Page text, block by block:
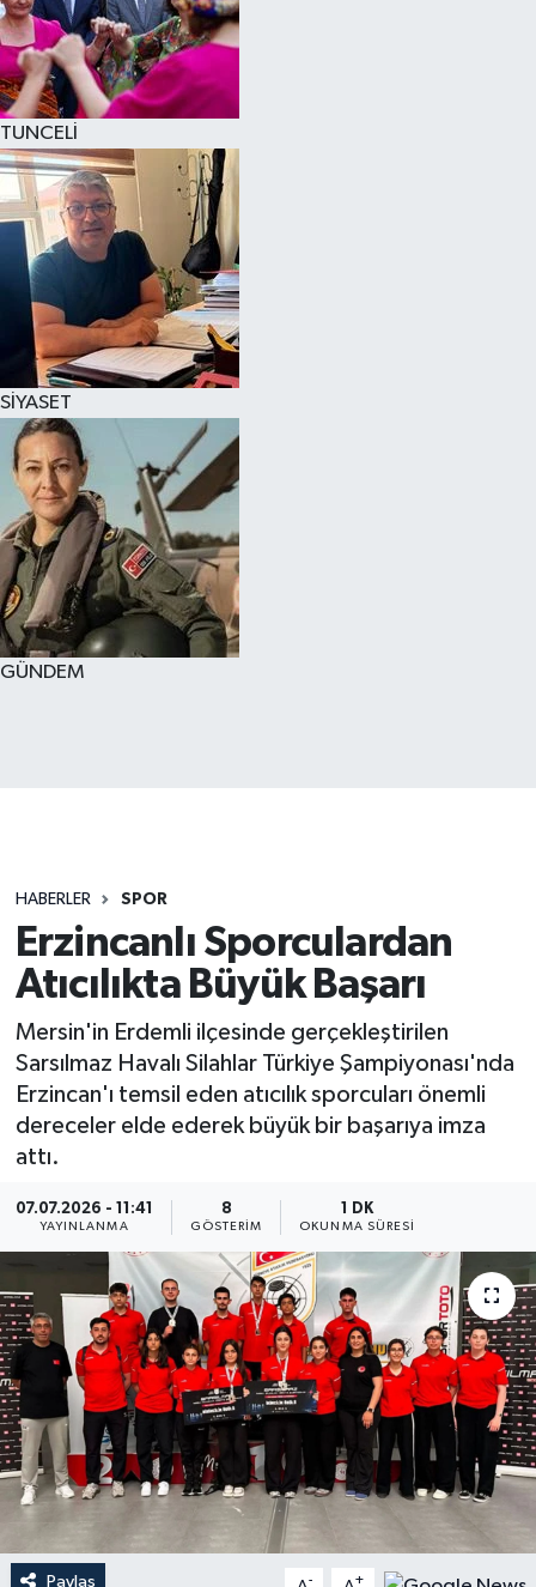
TUNCELİ
SİYASET
GÜNDEM
HABERLER SPOR
Erzincanlı Sporculardan
Atıcılıkta Büyük Başarı
Mersin'in Erdemli ilçesinde gerçekleştirilen
Sarsılmaz Havalı Silahlar Türkiye Şampiyonası'nda
Erzincan'ı temsil eden atıcılık sporcuları önemli
dereceler elde ederek büyük bir başarıya imza
attı.
07.07.2026 - 11:41
YAYINLANMA
8
GÖSTERIM
1 DK
OKUNMA SÜRESI
Paylaş - +